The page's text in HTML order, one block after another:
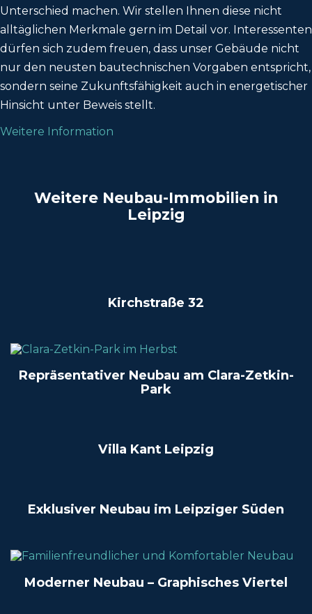
Unterschied machen. Wir stellen Ihnen diese nicht
alltäglichen Merkmale gern im Detail vor. Interessenten
dürfen sich zudem freuen, dass unser Gebäude nicht
nur den neusten bautechnischen Vorgaben entspricht,
sondern seine Zukunftsfähigkeit auch in energetischer
Hinsicht unter Beweis stellt.
Weitere Information
Weitere Neubau-Immobilien in
Leipzig
Kirchstraße 32
Repräsentativer Neubau am Clara-Zetkin-
Park
Villa Kant Leipzig
Exklusiver Neubau im Leipziger Süden
Moderner Neubau – Graphisches Viertel